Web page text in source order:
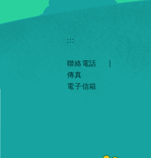
:::
聯絡電話
|
傳真
電子信箱